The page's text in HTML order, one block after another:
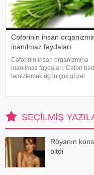
Cəfərinin insan
inanılmaz faydaları
Cəfərinin insan orqanizminə
inanılmaz faydaları. Cəfəri
təmizləmək üçün çox gözəl
yaxşıca qarışdırırıq
SEÇILMIŞ
Röyanın
bitdi